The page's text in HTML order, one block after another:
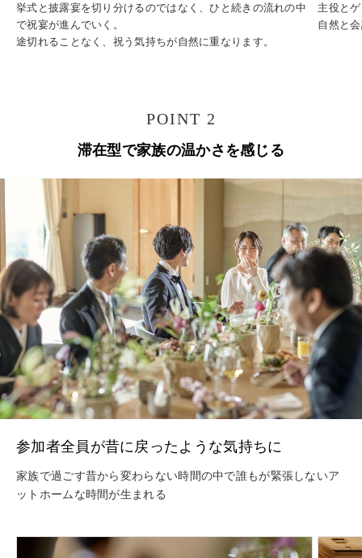
挙式と披露宴を切り分けるのではなく、ひと続きの流れの中
で祝宴が進んでいく。
途切れることなく、祝う気持ちが自然に重なります。
主役と
自然と
POINT 2
滞在型で家族の温かさを感じる
参加者全員が昔に戻ったような気持ちに
家族で過ごす昔から変わらない時間の中で誰もが緊張しないア
ットホームな時間が生まれる